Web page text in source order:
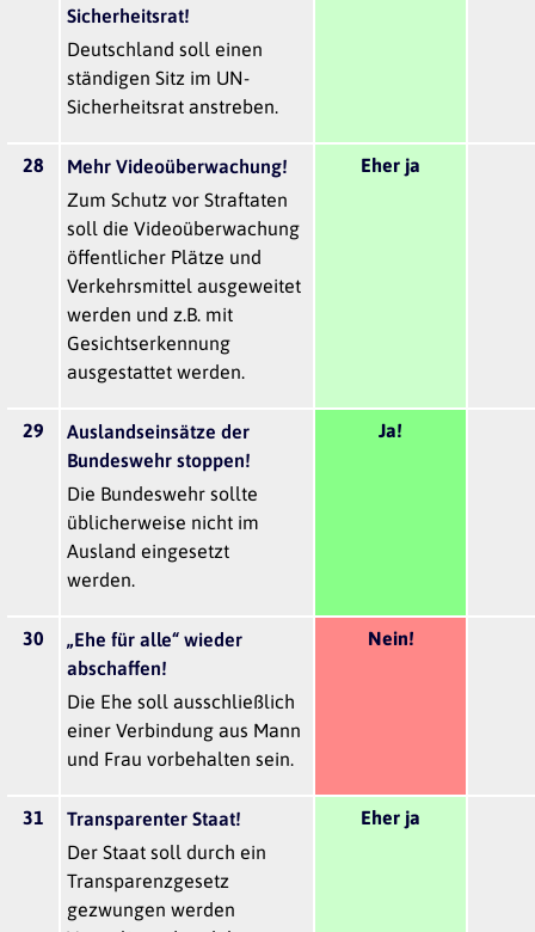
Sicherheitsrat!
Deutschland soll einen
ständigen Sitz im UN-
Sicherheitsrat anstreben.
28
Mehr Videoüberwachung!
Zum Schutz vor Straftaten
soll die Videoüberwachung
öffentlicher Plätze und
Verkehrsmittel ausgeweitet
werden und z.B. mit
Gesichtserkennung
ausgestattet werden.
Eher ja
29
Auslandseinsätze der
Bundeswehr stoppen!
Die Bundeswehr sollte
üblicherweise nicht im
Ausland eingesetzt
werden.
Ja!
30
„Ehe für alle“ wieder
abschaffen!
Die Ehe soll ausschließlich
einer Verbindung aus Mann
und Frau vorbehalten sein.
Nein!
31
Transparenter Staat!
Der Staat soll durch ein
Transparenzgesetz
gezwungen werden
Eher ja